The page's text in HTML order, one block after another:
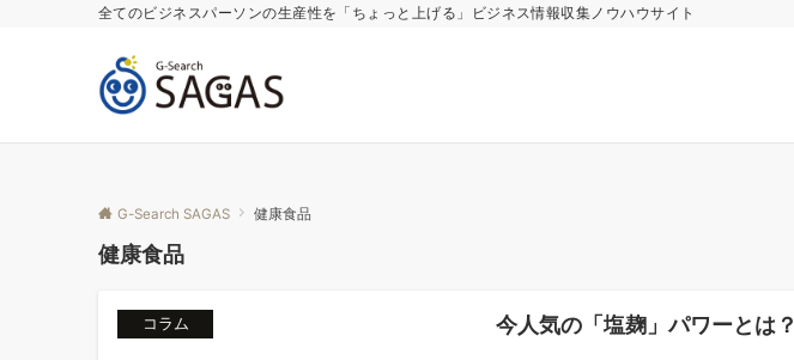
全てのビジネスパーソンの生産性を「ちょっと上げる」ビジネス情報収集ノウハウサイト
G-Search SAGAS 健康食品
健康食品
コラム 今人気の「塩麹」パワーとは？